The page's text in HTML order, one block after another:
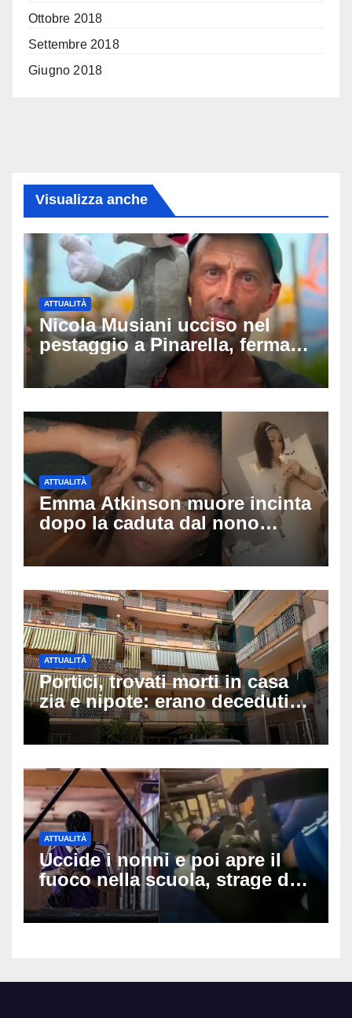
Ottobre 2018
Settembre 2018
Giugno 2018
Visualizza anche
ATTUALITÀ
Nicola Musiani ucciso nel
pestaggio a Pinarella, fermati
quattro giovani: la svolta
dopo video, intercettazioni e
ATTUALITÀ
Emma Atkinson muore incinta
dopo la caduta dal nono
piano: la figlia nasce 30
minuti dopo e sta bene
ATTUALITÀ
Portici, trovati morti in casa
zia e nipote: erano deceduti
da giorni, il caldo tra le
ipotesi al vaglio
ATTUALITÀ
Uccide i nonni e poi apre il
fuoco nella scuola, strage di
insegnanti: il possibile
movente dietro il massacro in